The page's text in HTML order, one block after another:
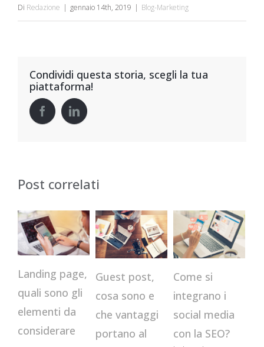
Di Redazione | gennaio 14th, 2019 | Blog-Marketing
Condividi questa storia, scegli la tua
piattaforma!
Post correlati
Guest post,
cosa sono e
che vantaggi
portano al
Come si
integrano i
social media
con la SEO?
Content
Marketing:
cos’è e come
creare una